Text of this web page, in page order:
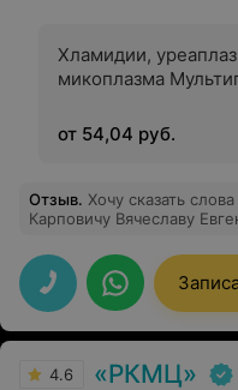
Хламидии,
микоплазма
от 54,04 руб.
Отзыв. Хочу сказать
Карповичу Вячеславу Евгеньевичу.
Попав в его руки
уверенно, как-будто
благополучно. Это
добрым сердцем. Вся моя
желаем ему крепкого
4.6 «РКМЦ»